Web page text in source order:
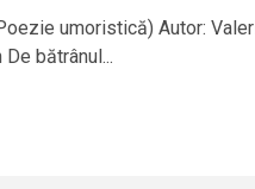
umoristică) Autor:
bătrânul...